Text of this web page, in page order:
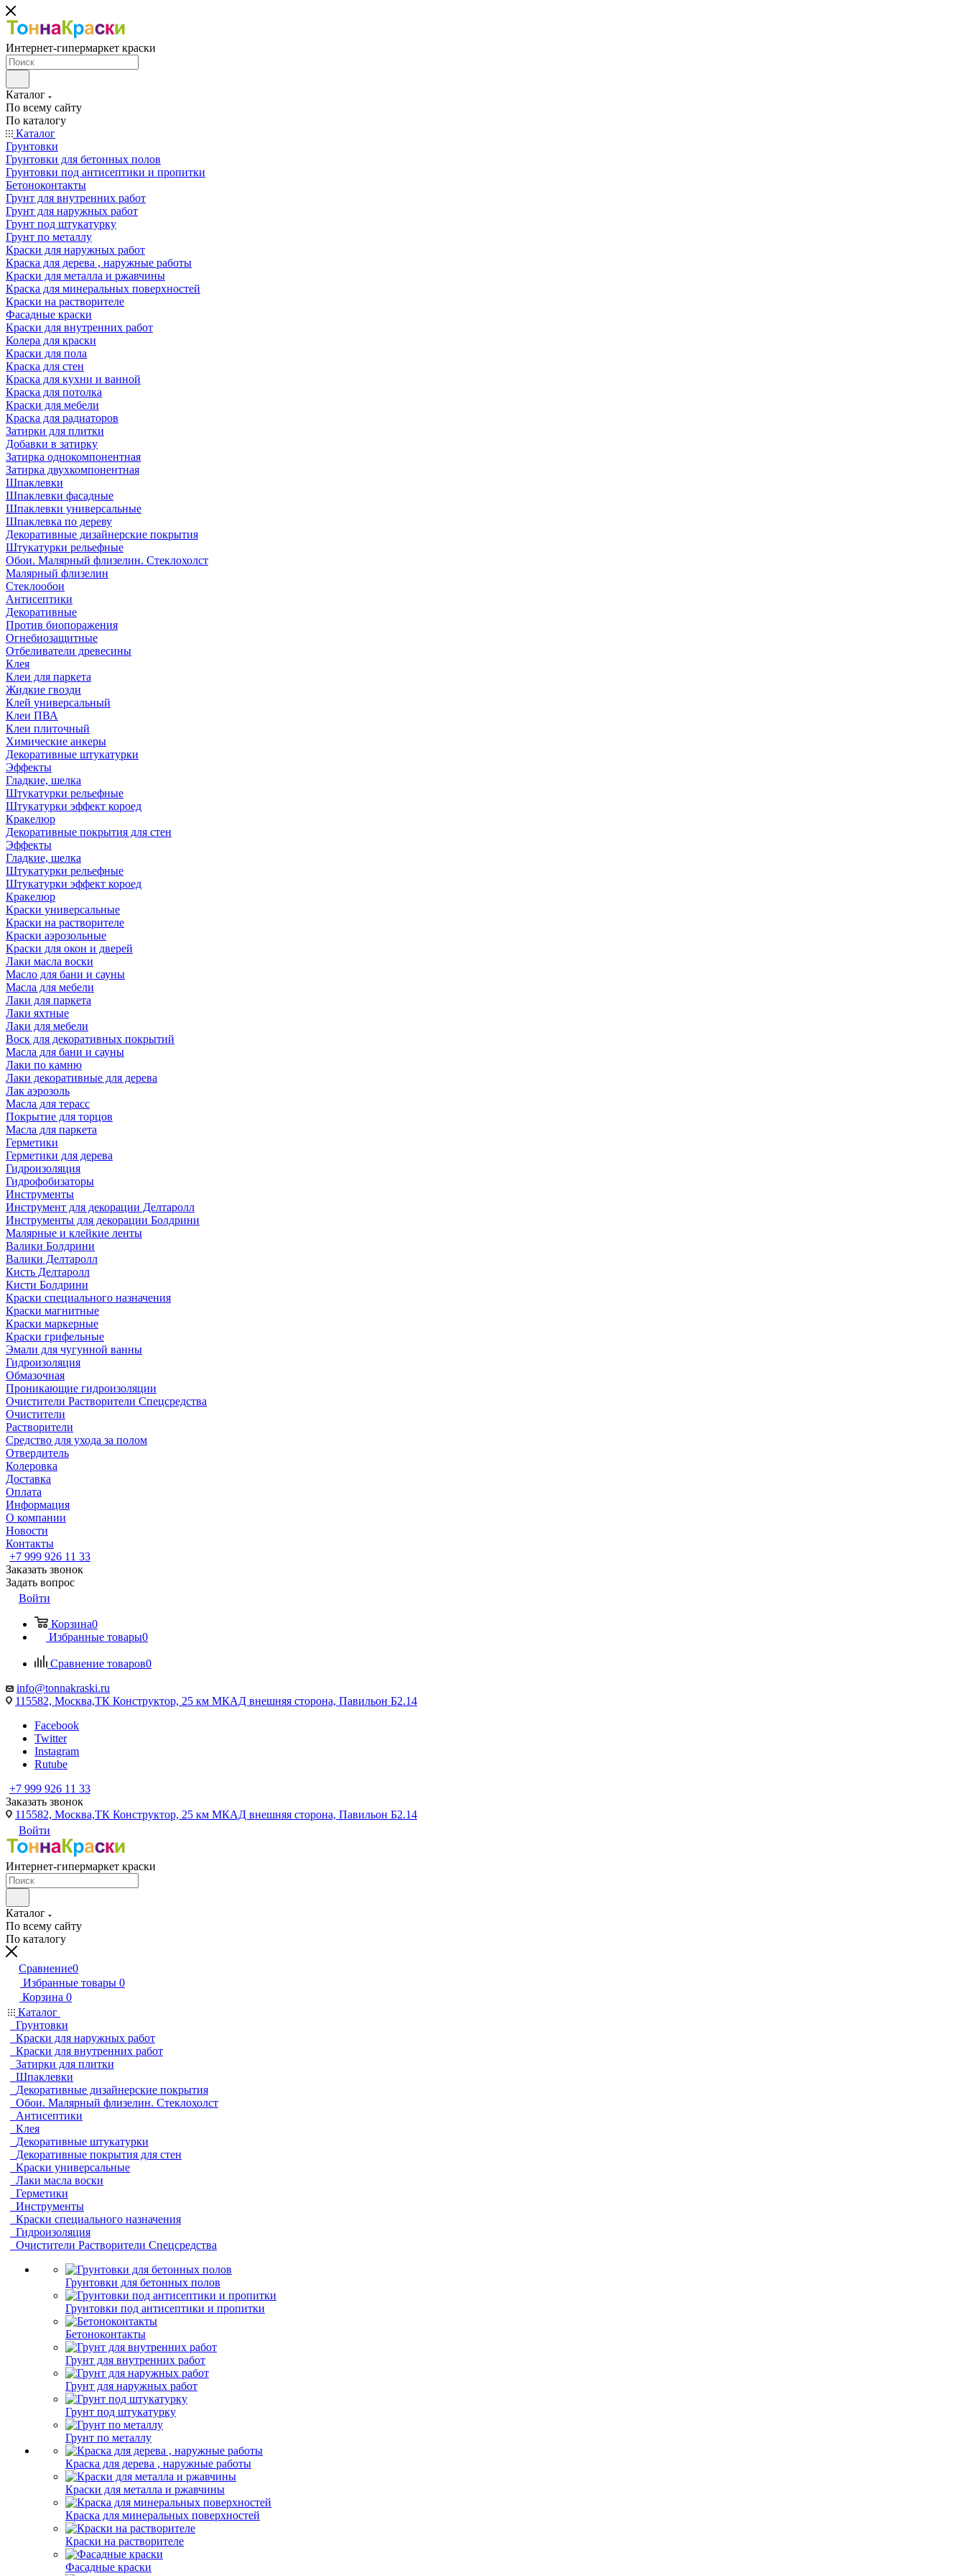
Интернет-гипермаркет краски
Каталог
По всему сайту
По каталогу
Каталог
Грунтовки
Грунтовки для бетонных полов
Грунтовки под антисептики и пропитки
Бетоноконтакты
Грунт для внутренних работ
Грунт для наружных работ
Грунт под штукатурку
Грунт по металлу
Краски для наружных работ
Краска для дерева , наружные работы
Краски для металла и ржавчины
Краска для минеральных поверхностей
Краски на растворителе
Фасадные краски
Краски для внутренних работ
Колера для краски
Краски для пола
Краска для стен
Краска для кухни и ванной
Краска для потолка
Краски для мебели
Краска для радиаторов
Затирки для плитки
Добавки в затирку
Затирка однокомпонентная
Затирка двухкомпонентная
Шпаклевки
Шпаклевки фасадные
Шпаклевки универсальные
Шпаклевка по дереву
Декоративные дизайнерские покрытия
Штукатурки рельефные
Обои. Малярный флизелин. Стеклохолст
Малярный флизелин
Стеклообои
Антисептики
Декоративные
Против биопоражения
Огнебиозащитные
Отбеливатели древесины
Клея
Клеи для паркета
Жидкие гвозди
Клей универсальный
Клеи ПВА
Клеи плиточный
Химические анкеры
Декоративные штукатурки
Эффекты
Гладкие, шелка
Штукатурки рельефные
Штукатурки эффект короед
Кракелюр
Декоративные покрытия для стен
Эффекты
Гладкие, шелка
Штукатурки рельефные
Штукатурки эффект короед
Кракелюр
Краски универсальные
Краски на растворителе
Краски аэрозольные
Краски для окон и дверей
Лаки масла воски
Масло для бани и сауны
Масла для мебели
Лаки для паркета
Лаки яхтные
Лаки для мебели
Воск для декоративных покрытий
Масла для бани и сауны
Лаки по камню
Лаки декоративные для дерева
Лак аэрозоль
Масла для терасс
Покрытие для торцов
Масла для паркета
Герметики
Герметики для дерева
Гидроизоляция
Гидрофобизаторы
Инструменты
Инструмент для декорации Делтаролл
Инструменты для декорации Болдрини
Малярные и клейкие ленты
Валики Болдрини
Валики Делтаролл
Кисть Делтаролл
Кисти Болдрини
Краски специального назначения
Краски магнитные
Краски маркерные
Краски грифельные
Эмали для чугунной ванны
Гидроизоляция
Обмазочная
Проникающие гидроизоляции
Очистители Растворители Спецсредства
Очистители
Растворители
Средство для ухода за полом
Отвердитель
Колеровка
Доставка
Оплата
Информация
О компании
Новости
Контакты
+7 999 926 11 33
Заказать звонок
Задать вопрос
Войти
Корзина0
Избранные товары0
Сравнение товаров0
info@tonnakraski.ru
115582, Москва,ТК Конструктор, 25 км МКАД внешняя сторона, Павильон Б2.14
Facebook
Twitter
Instagram
Rutube
+7 999 926 11 33
Заказать звонок
115582, Москва,ТК Конструктор, 25 км МКАД внешняя сторона, Павильон Б2.14
Войти
Интернет-гипермаркет краски
Каталог
По всему сайту
По каталогу
Сравнение0
Избранные товары 0
Корзина 0
Каталог
Грунтовки
Краски для наружных работ
Краски для внутренних работ
Затирки для плитки
Шпаклевки
Декоративные дизайнерские покрытия
Обои. Малярный флизелин. Стеклохолст
Антисептики
Клея
Декоративные штукатурки
Декоративные покрытия для стен
Краски универсальные
Лаки масла воски
Герметики
Инструменты
Краски специального назначения
Гидроизоляция
Очистители Растворители Спецсредства
Грунтовки для бетонных полов
Грунтовки под антисептики и пропитки
Бетоноконтакты
Грунт для внутренних работ
Грунт для наружных работ
Грунт под штукатурку
Грунт по металлу
Краска для дерева , наружные работы
Краски для металла и ржавчины
Краска для минеральных поверхностей
Краски на растворителе
Фасадные краски